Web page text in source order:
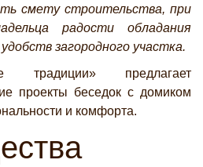
смету строительства, при
радости обладания
загородного участка.
традиции» предлагает
проекты беседок с домиком
и комфорта.